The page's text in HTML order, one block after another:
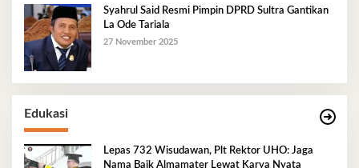
Syahrul Said Resmi Pimpin DPRD Sultra Gantikan
La Ode Tariala
27 November 2025
Edukasi
Lepas 732 Wisudawan, Plt Rektor UHO: Jaga
Nama Baik Almamater Lewat Karya Nyata